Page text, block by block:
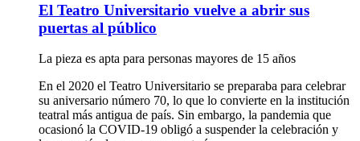
El Teatro Universitario vuelve a abrir sus
puertas al público
La pieza es apta para personas mayores de 15 años
En el 2020 el Teatro Universitario se preparaba para celebrar
su aniversario número 70, lo que lo convierte en la institución
teatral más antigua de país. Sin embargo, la pandemia que
ocasionó la COVID-19 obligó a suspender la celebración y